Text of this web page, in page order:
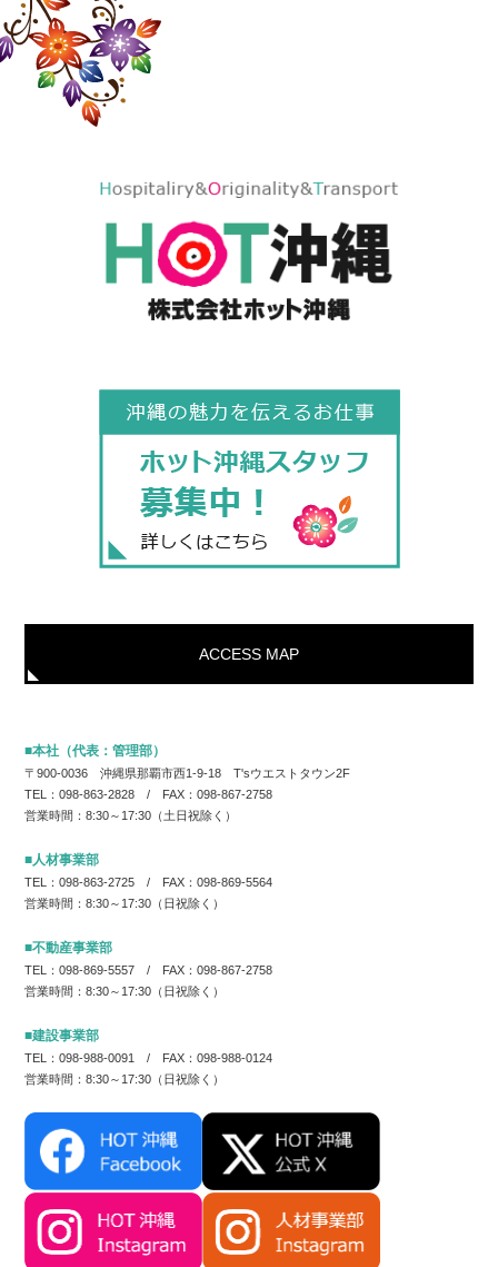
ACCESS MAP
■本社（代表：管理部）
〒900-0036 沖縄県那覇市西1-9-18 T'sウエストタウン2F
TEL：098-863-2828 / FAX：098-867-2758
営業時間：8:30～17:30（土日祝除く）
■人材事業部
TEL：098-863-2725 / FAX：098-869-5564
営業時間：8:30～17:30（日祝除く）
■不動産事業部
TEL：098-869-5557 / FAX：098-867-2758
営業時間：8:30～17:30（日祝除く）
■建設事業部
TEL：098-988-0091 / FAX：098-988-0124
営業時間：8:30～17:30（日祝除く）